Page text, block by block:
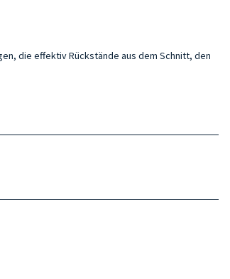
die effektiv Rückstände aus dem Schnitt, den